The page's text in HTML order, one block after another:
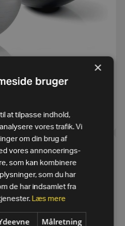
ball (55-65cm)
SE MERE
×
bruger
at tilpasse indhold,
vores trafik. Vi
om din brug af
vores annoncerings-
som kan kombinere
som du har
de har indsamlet fra
Læs mere
Målretning